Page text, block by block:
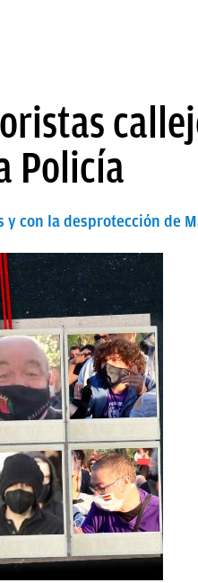
Policía
y con la desprotección de